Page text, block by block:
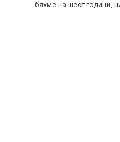
бяхме на шест години,